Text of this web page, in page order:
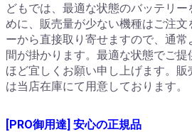
どもでは、最適な状態のバッテリ
めに、販売量が少ない機種はご注文
ーから直接取り寄せますので、通
間が掛かります。最適な状態でご
ほど宜しくお願い申し上げます。
は当店在庫にて用意しております。
[PRO御用達] 安心の正規品